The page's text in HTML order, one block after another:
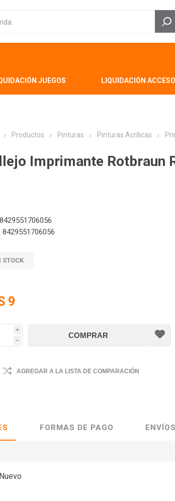
JUEGOS LIQUIDACIÓN
Productos Pinturas Pinturas Acrílicas
Imprimante Rotbraun
8429551706056
8429551706056
STOCK
9
i
h
AGREGAR A LA LISTA DE COMPARACIÓN
FORMAS DE PAGO ENVÍOS
Nuevo